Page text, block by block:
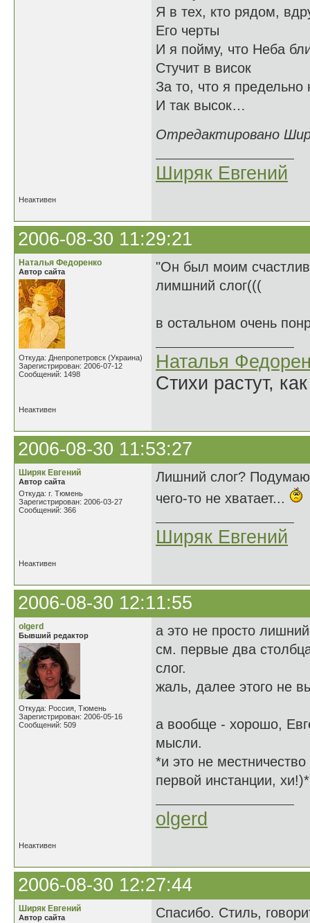
Я в тех, кто рядом,
Его черты
И я пойму, что Неба
Стучит в висок
За то, что я предельно
И так высок…
Отредактировано
Ширяк Евгений
Неактивен
2006-08-30 11:29:21
Наталья Федоренко
Автор сайта
Откуда: Днепропетровск (Украина)
Зарегистрирован: 2006-07-12
Сообщений: 1498
"Он был моим
лимшний слог(((
в остальном очень
Наталья
Стихи растут,
Неактивен
2006-08-30 11:53:27
Ширяк Евгений
Автор сайта
Откуда: г. Тюмень
Зарегистрирован: 2006-03-27
Сообщений: 366
Лишний слог?
чего-то не хватает...
Ширяк Евгений
Неактивен
2006-08-30 12:11:55
olgerd
Бывший редактор
Откуда: Россия, Тюмень
Зарегистрирован: 2006-05-16
Сообщений: 509
а это не просто
см. первые два
слог.
жаль, далее этого не
а вообще - хорошо,
мысли.
*и это не
первой инстанции, хи!)*
olgerd
Неактивен
2006-08-30 12:27:44
Ширяк Евгений
Автор сайта
Спасибо. Стиль,